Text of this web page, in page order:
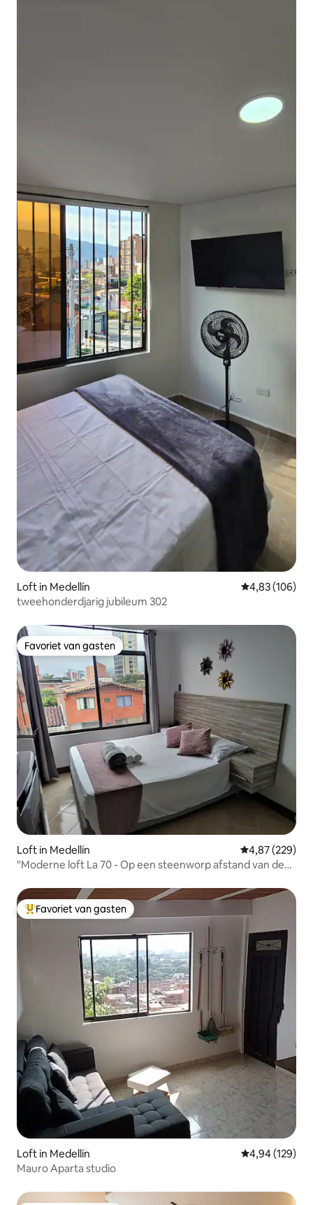
Loft in Medellín Gemiddelde
4,83 (106)
tweehonderdjarig jubileum 302
Favoriet van gasten
Favoriet van gasten
Loft in Medellín Gemiddelde
4,87 (229)
"Moderne loft La 70 - Op een steenworp afstand van de
Topfavoriet van gasten
Favoriet van gasten
Loft in Medellín Gemiddelde
4,94 (129)
Mauro Aparta studio